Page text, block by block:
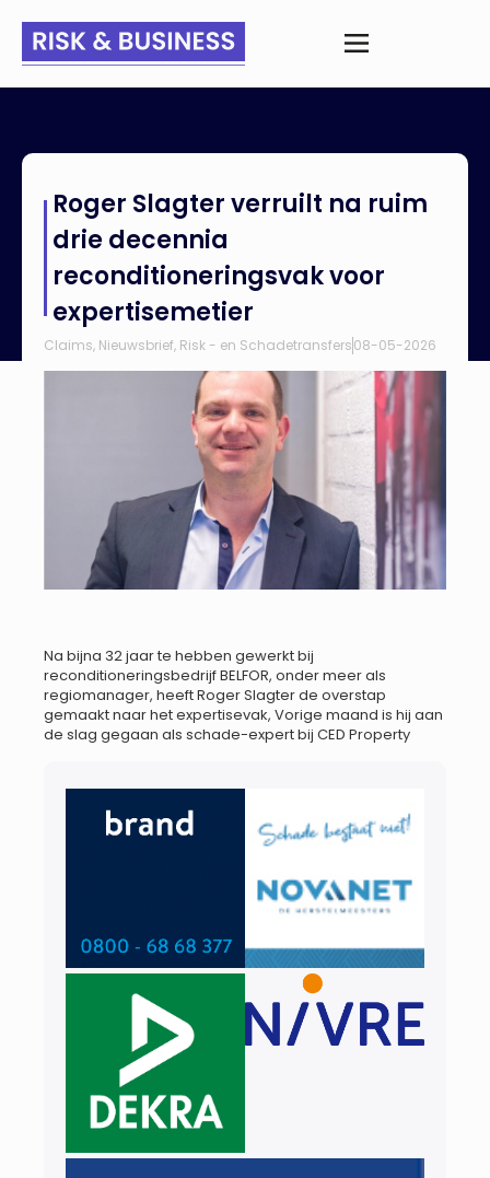
reconditioneringsvak voor expertisemetier
Roger Slagter verruilt na ruim
drie decennia
reconditioneringsvak voor
expertisemetier
Claims, Nieuwsbrief, Risk - en Schadetransfers08-05-2026
Na bijna 32 jaar te hebben gewerkt bij
reconditioneringsbedrijf BELFOR, onder meer als
regiomanager, heeft Roger Slagter de overstap
gemaakt naar het expertisevak, Vorige maand is hij aan
de slag gegaan als schade-expert bij CED Property